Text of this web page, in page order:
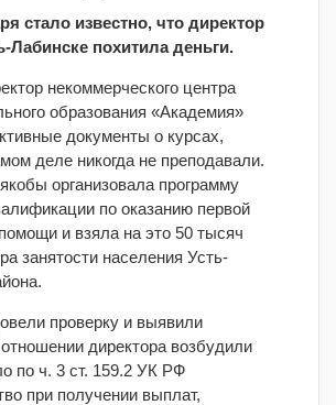
стало известно, что директор
Лабинске похитила деньги.
некоммерческого центра
образования «Академия»
документы о курсах,
деле никогда не преподавали.
организовала программу
по оказанию первой
и взяла на это 50 тысяч
занятости населения Усть-
проверку и выявили
директора возбудили
по ч. 3 ст. 159.2 УК РФ
при получении выплат,